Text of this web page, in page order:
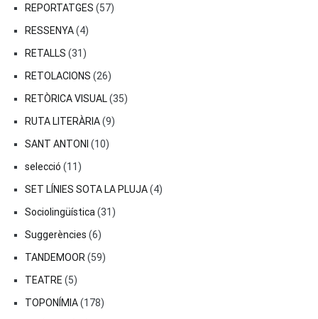
REPORTATGES (57)
RESSENYA(4)
RETALLS (31)
RETOLACIONS (26)
RETÒRICA VISUAL(35)
RUTA LITERÀRIA(9)
SANT ANTONI (10)
selecció (11)
SET LÍNIES SOTA LA PLUJA(4)
Sociolingüística (31)
Suggerències (6)
TANDEMOOR (59)
TEATRE (5)
TOPONÍMIA(178)